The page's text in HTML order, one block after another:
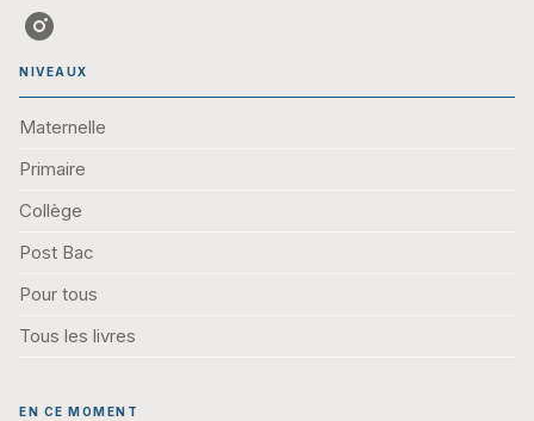
NIVEAUX
Maternelle
Primaire
Collège
Post Bac
Pour tous
Tous les livres
EN CE MOMENT